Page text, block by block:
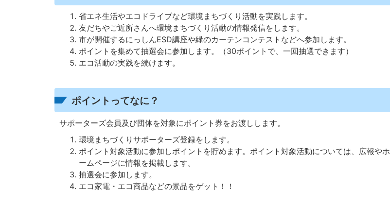
省エネ生活やエコドライブなど環境まちづくり活動を実践します。
友だちやご近所さんへ環境まちづくり活動の情報発信をします。
市が開催するにっしんESD講座や緑のカーテンコンテストなどへ参加します。
ポイントを集めて抽選会に参加します。（30ポイントで、一回抽選できます）
エコ活動の実践を続けます。
ポイントってなに？
サポーターズ会員及び団体を対象にポイント券をお渡しします。
環境まちづくりサポーターズ登録をします。
ポイント対象活動に参加しポイントを貯めます。ポイント対象活動については、広報やホ
ームページに情報を掲載します。
抽選会に参加します。
エコ家電・エコ商品などの景品をゲット！！